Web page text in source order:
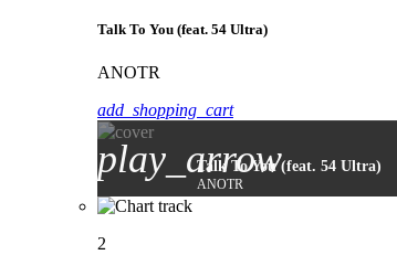
Talk To You (feat. 54 Ultra)
ANOTR
add_shopping_cart
play_arrowTalk To You (feat. 54 Ultra)
ANOTR
2